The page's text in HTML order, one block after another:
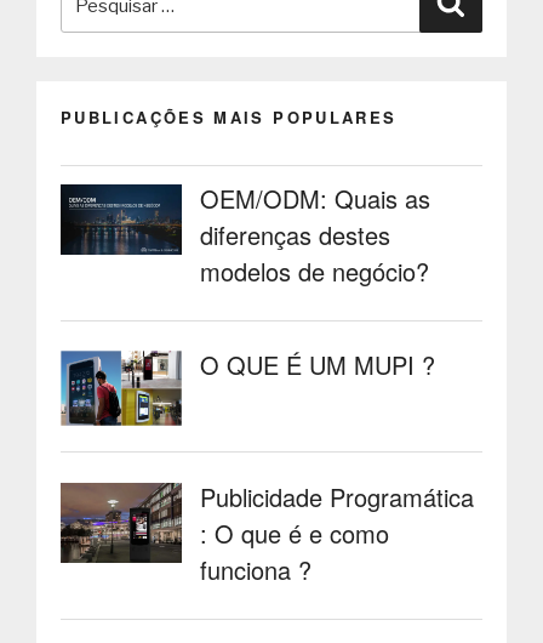
Nova
Digital”
por:
PUBLICAÇÕES MAIS POPULARES
OEM/ODM: Quais as
diferenças destes
modelos de negócio?
O QUE É UM MUPI ?
Publicidade Programática
: O que é e como
funciona ?